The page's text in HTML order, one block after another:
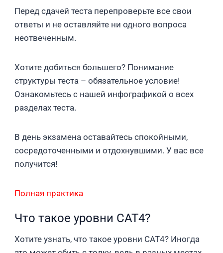
Перед сдачей теста перепроверьте все свои
ответы и не оставляйте ни одного вопроса
неотвеченным.
Хотите добиться большего? Понимание
структуры теста – обязательное условие!
Ознакомьтесь с нашей инфографикой о всех
разделах теста.
В день экзамена оставайтесь спокойными,
сосредоточенными и отдохнувшими. У вас все
получится!
Полная практика
Что такое уровни CAT4?
Хотите узнать, что такое уровни CAT4? Иногда